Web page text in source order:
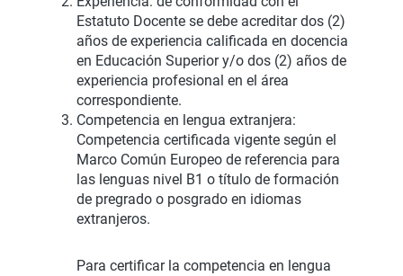
Estatuto Docente se debe acreditar dos (2)
años de experiencia calificada en docencia
en Educación Superior y/o dos (2) años de
experiencia profesional en el área
correspondiente.
Competencia en lengua extranjera:
Competencia certificada vigente según el
Marco Común Europeo de referencia para
las lenguas nivel B1 o título de formación
de pregrado o posgrado en idiomas
extranjeros.
Para certificar la competencia en lengua